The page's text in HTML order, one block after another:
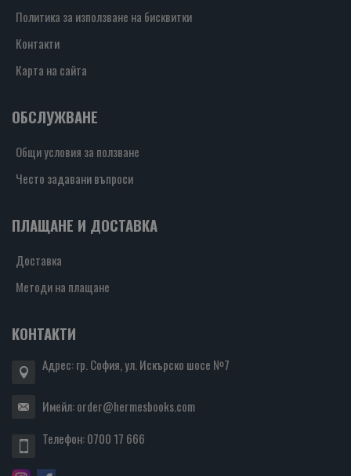
Политика за използване на бисквитки
Контакти
Карта на сайта
ОБСЛУЖВАНЕ
Общи условия за ползване
Често задавани въпроси
ПЛАЩАНЕ И ДОСТАВКА
Доставка
Методи на плащане
КОНТАКТИ
Адрес: гр. София, ул. Искърско шосе №7
Имейл:order@hermesbooks.com
Телефон:0700 17 666